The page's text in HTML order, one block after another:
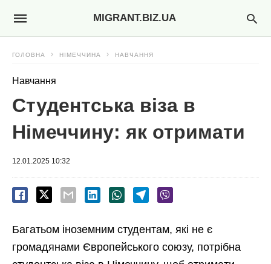
MIGRANT.BIZ.UA
ГОЛОВНА НІМЕЧЧИНА НАВЧАННЯ
Навчання
Студентська віза в
Німеччину: як отримати
12.01.2025 10:32
Багатьом іноземним студентам, які не є
громадянами Європейського союзу, потрібна